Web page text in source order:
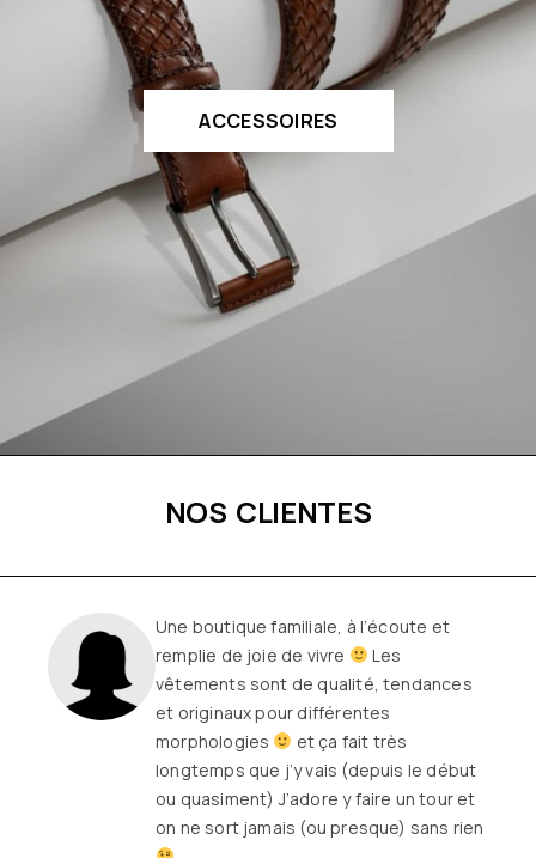
ACCESSOIRES
NOS CLIENTES
Une boutique familiale, à l’écoute et
remplie de joie de vivre
Les
vêtements sont de qualité, tendances
et originaux pour différentes
morphologies
et ça fait très
longtemps que j’y vais (depuis le début
ou quasiment) J’adore y faire un tour et
on ne sort jamais (ou presque) sans rien